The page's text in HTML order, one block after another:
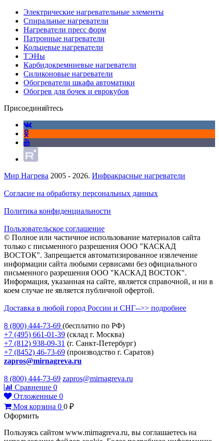
Электрические нагревательные элементы
Спиральные нагреватели
Нагреватели пресс форм
Патронные нагреватели
Кольцевые нагреватели
ТЭНы
Карбидокремниевые нагреватели
Силиконовые нагреватели
Обогреватели шкафа автоматики
Обогрев для бочек и еврокубов
Присоединяйтесь
Мир Нагрева 2005 - 2026. Инфракрасные нагреватели
Согласие на обработку персональных данных
Политика конфиденциальности
Пользовательское соглашение
© Полное или частичное использование материалов сайта
только с письменного разрешения ООО "КАСКАД
ВОСТОК". Запрещается автоматизированное извлечение
информации сайта любыми сервисами без официального
письменного разрешения ООО "КАСКАД ВОСТОК".
Информация, указанная на сайте, является справочной, и ни в
коем случае не является публичной офертой.
Доставка в любой город России и СНГ-->> подробнее
8 (800) 444-73-69 (бесплатно по РФ)
+7 (495) 661-01-39 (склад г. Москва)
+7 (812) 938-09-31 (г. Санкт-Петербург)
+7 (8452) 46-73-69 (производство г. Саратов)
zapros@mirnagreva.ru
8 (800) 444-73-69 zapros@mirnagreva.ru
Сравнение 0
Отложенные 0
Моя корзина 0 0 ₽
Оформить
Пользуясь сайтом www.mirnagreva.ru, вы соглашаетесь на